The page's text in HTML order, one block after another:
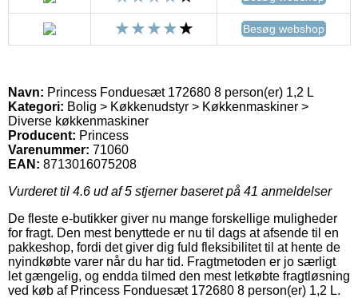
Besøg webshop
Navn: Princess Fonduesæt 172680 8 person(er) 1,2 L
Kategori: Bolig > Køkkenudstyr > Køkkenmaskiner >
Diverse køkkenmaskiner
Producent: Princess
Varenummer: 71060
EAN: 8713016075208
Vurderet til 4.6 ud af 5 stjerner baseret på 41 anmeldelser
De fleste e-butikker giver nu mange forskellige muligheder
for fragt. Den mest benyttede er nu til dags at afsende til en
pakkeshop, fordi det giver dig fuld fleksibilitet til at hente de
nyindkøbte varer når du har tid. Fragtmetoden er jo særligt
let gængelig, og endda tilmed den mest letkøbte fragtløsning
ved køb af Princess Fonduesæt 172680 8 person(er) 1,2 L.